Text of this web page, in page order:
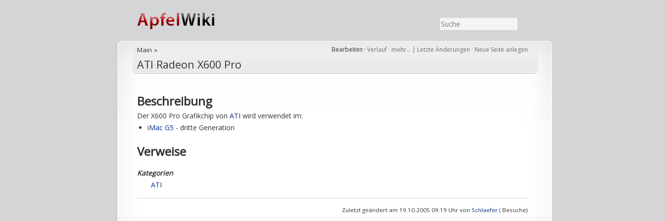
Bearbeiten ·Verlauf · mehr… | Letzte Änderungen · Neue Seite anlegen
Main »
ATI Radeon X600 Pro
Beschreibung
Der X600 Pro Grafikchip von ATI wird verwendet im:
iMac G5 - dritte Generation
Verweise
Kategorien
ATI
Zuletzt geändert am 19.10.2005 09:19 Uhr von Schlaefer ( Besuche)